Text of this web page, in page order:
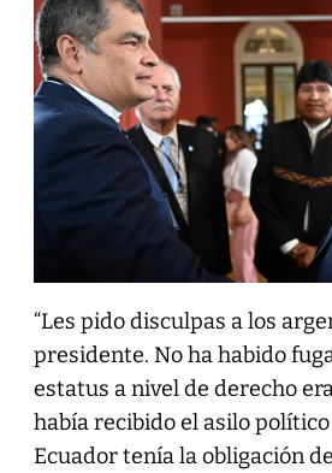
“Les pido disculpas a los
presidente. No ha habido
estatus a nivel de derecho
había recibido el asilo
Ecuador tenía la obligación